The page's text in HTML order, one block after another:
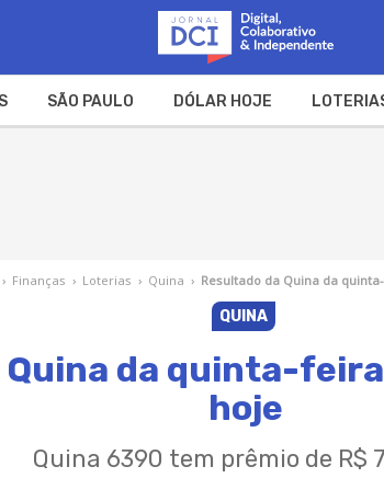
SÃO PAULO DÓLAR HOJE
› Finanças › Loterias › Quina › Resultado da Quina da
QUINA
Quina da quinta-
hoje
Quina 6390 tem prêmio de R$